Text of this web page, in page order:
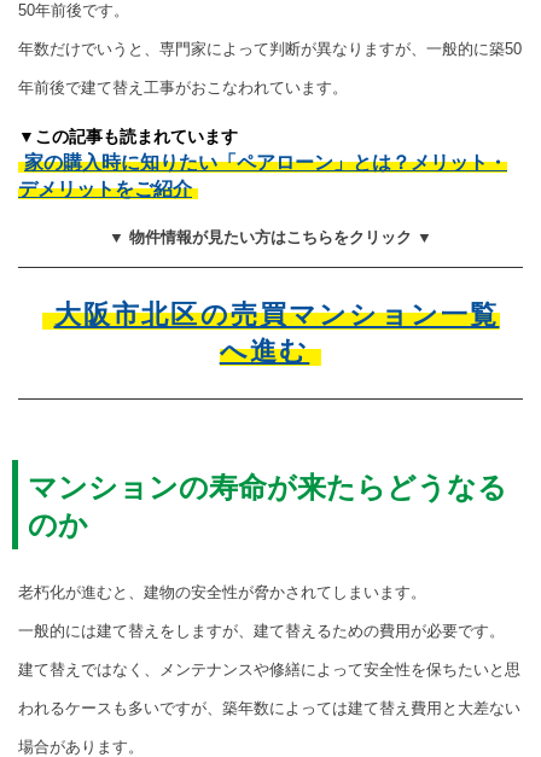
50年前後です。
年数だけでいうと、専門家によって判断が異なりますが、一般的に築50
年前後で建て替え工事がおこなわれています。
▼この記事も読まれています
家の購入時に知りたい「ペアローン」とは？メリット・
デメリットをご紹介
▼ 物件情報が見たい方はこちらをクリック ▼
大阪市北区の売買マンション一覧
へ進む
マンションの寿命が来たらどうなる
のか
老朽化が進むと、建物の安全性が脅かされてしまいます。
一般的には建て替えをしますが、建て替えるための費用が必要です。
建て替えではなく、メンテナンスや修繕によって安全性を保ちたいと思
われるケースも多いですが、築年数によっては建て替え費用と大差ない
場合があります。